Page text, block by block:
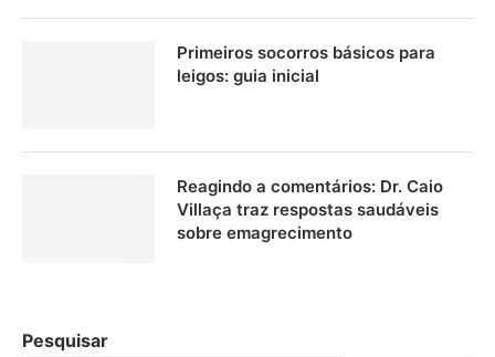
Primeiros socorros básicos para
leigos: guia inicial
Reagindo a comentários: Dr. Caio
Villaça traz respostas saudáveis
sobre emagrecimento
Pesquisar